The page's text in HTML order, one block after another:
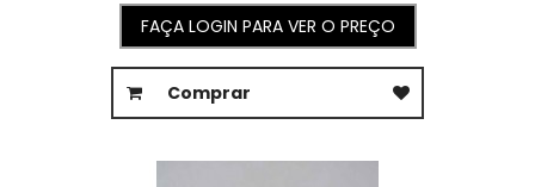
FAÇA LOGIN PARA VER O PREÇO
Comprar